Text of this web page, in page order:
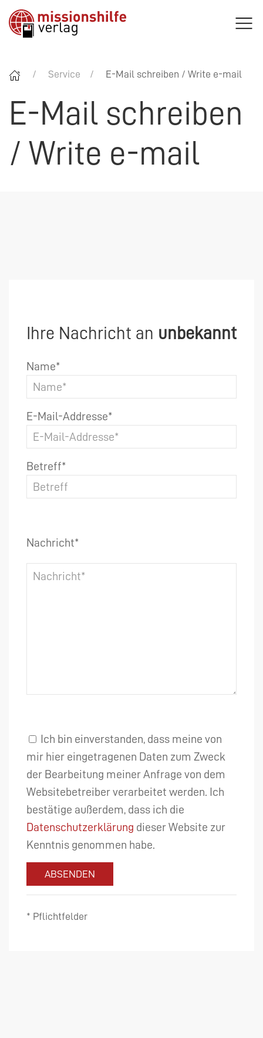
Service E-Mail schreiben / Write e-mail
E-Mail schreiben
/ Write e-mail
Ihre Nachricht an unbekannt
Name*
E-Mail-Addresse*
Betreff*
Nachricht*
Ich bin einverstanden, dass meine von
mir hier eingetragenen Daten zum Zweck
der Bearbeitung meiner Anfrage von dem
Websitebetreiber verarbeitet werden. Ich
bestätige außerdem, dass ich die
Datenschutzerklärung dieser Website zur
Kenntnis genommen habe.
ABSENDEN
* Pflichtfelder